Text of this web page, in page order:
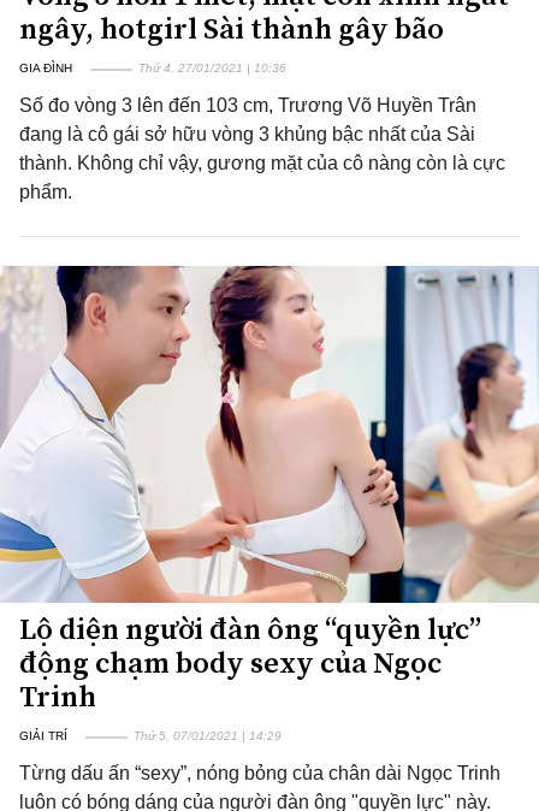
ngây, hotgirl Sài thành gây bão
GIA ĐÌNH Thứ 4, 27/01/2021 | 10:36
Số đo vòng 3 lên đến 103 cm, Trương Võ Huyền Trân
đang là cô gái sở hữu vòng 3 khủng bậc nhất của Sài
thành. Không chỉ vậy, gương mặt của cô nàng còn là cực
phẩm.
Lộ diện người đàn ông “quyền lực”
động chạm body sexy của Ngọc
Trinh
GIẢI TRÍ Thứ 5, 07/01/2021 | 14:29
Từng dấu ấn “sexy”, nóng bỏng của chân dài Ngọc Trinh
luôn có bóng dáng của người đàn ông "quyền lực" này.